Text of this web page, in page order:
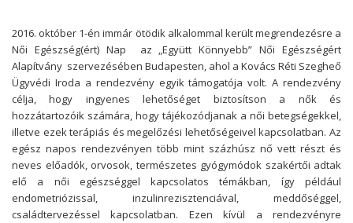
2016. október 1-én immár ötödik alkalommal került megrendezésre a
Női Egészség(ért) Nap az „Együtt Könnyebb” Női Egészségért
Alapítvány szervezésében Budapesten, ahol a Kovács Réti Szegheő
Ügyvédi Iroda a rendezvény egyik támogatója volt. A rendezvény
célja, hogy ingyenes lehetőséget biztosítson a nők és
hozzátartozóik számára, hogy tájékozódjanak a női betegségekkel,
illetve ezek terápiás és megelőzési lehetőségeivel kapcsolatban. Az
egész napos rendezvényen több mint százhúsz nő vett részt és
neves előadók, orvosok, természetes gyógymódok szakértői adtak
elő a női egészséggel kapcsolatos témákban, így például
endometriózissal, inzulinrezisztenciával, meddőséggel,
családtervezéssel kapcsolatban. Ezen kívül a rendezvényre